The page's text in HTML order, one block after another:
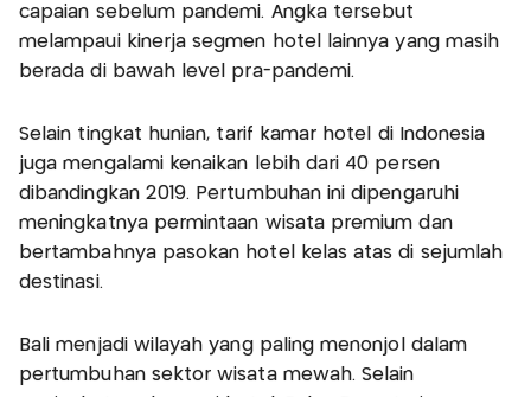
capaian sebelum pandemi. Angka tersebut
melampaui kinerja segmen hotel lainnya yang masih
berada di bawah level pra-pandemi.
Selain tingkat hunian, tarif kamar hotel di Indonesia
juga mengalami kenaikan lebih dari 40 persen
dibandingkan 2019. Pertumbuhan ini dipengaruhi
meningkatnya permintaan wisata premium dan
bertambahnya pasokan hotel kelas atas di sejumlah
destinasi.
Bali menjadi wilayah yang paling menonjol dalam
pertumbuhan sektor wisata mewah. Selain